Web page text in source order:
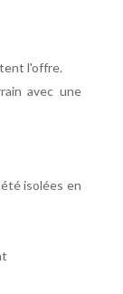
l'offre.
avec une
isolées en